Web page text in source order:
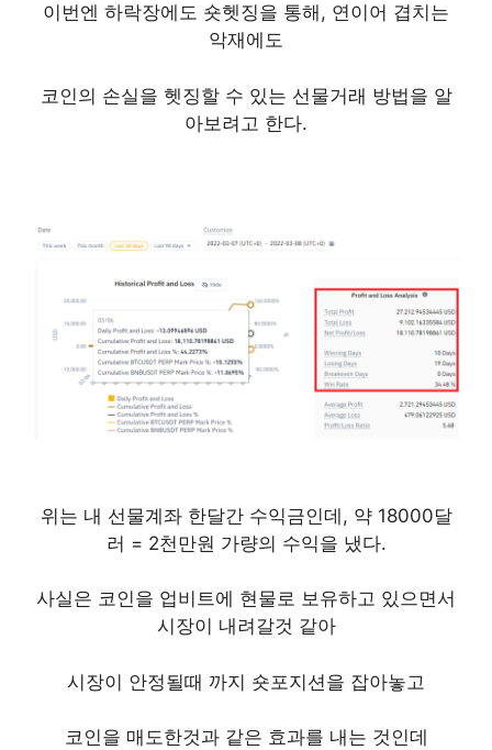
이번엔 하락장에도 숏헷징을 통해, 연이어 겹치는
악재에도
코인의 손실을 헷징할 수 있는 선물거래 방법을 알
아보려고 한다.
위는 내 선물계좌 한달간 수익금인데, 약 18000달
러 = 2천만원 가량의 수익을 냈다.
사실은 코인을 업비트에 현물로 보유하고 있으면서
시장이 내려갈것 같아
시장이 안정될때 까지 숏포지션을 잡아놓고
코인을 매도한것과 같은 효과를 내는 것인데